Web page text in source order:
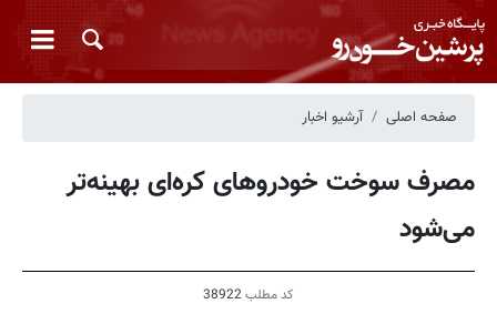
صفحه اصلی آرشیو اخبار
مصرف سوخت خودروهای کره‌ای بهینه‌تر
می‌شود
کد مطلب38922